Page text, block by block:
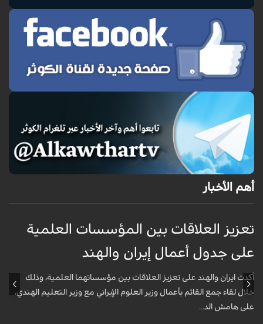
أهم الأخبار
تعزيز العلاقات بين المؤسسات العلمية
على جدول أعمال إيران والهند
أكدت ايران والهند على تعزيز العلاقات بين مؤسساتهما العلمية، وذلك
خلال لقاء جمع القائم بأعمال وزير العلوم الإيراني مع وزير التعليم الهندي،
على هامش الد...